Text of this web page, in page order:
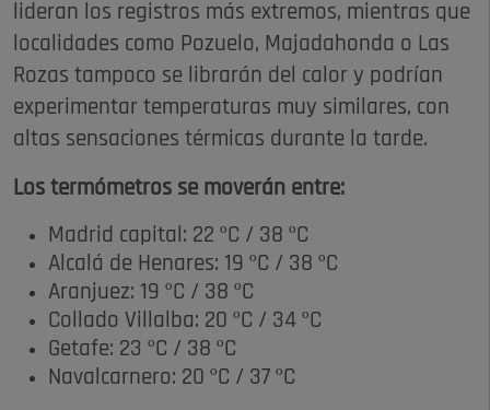
lideran los registros más extremos, mientras que
localidades como Pozuelo, Majadahonda o Las
Rozas tampoco se librarán del calor y podrían
experimentar temperaturas muy similares, con
altas sensaciones térmicas durante la tarde.
Los termómetros se moverán entre:
Madrid capital: 22 ºC / 38 ºC
Alcalá de Henares: 19 ºC / 38 ºC
Aranjuez: 19 ºC / 38 ºC
Collado Villalba: 20 ºC / 34 ºC
Getafe: 23 ºC / 38 ºC
Navalcarnero: 20 ºC / 37 ºC